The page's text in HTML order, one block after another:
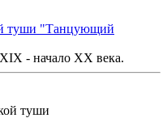
туши "Танцующий
- начало XX века.